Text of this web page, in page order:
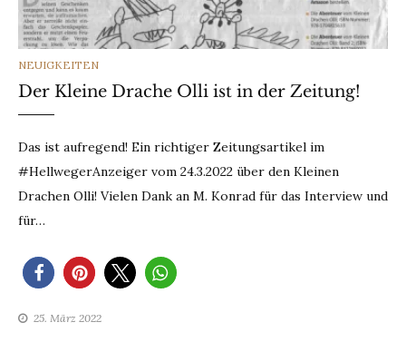
CATEGORIES
NEUIGKEITEN
Der Kleine Drache Olli ist in der Zeitung!
Das ist aufregend! Ein richtiger Zeitungsartikel im
#HellwegerAnzeiger vom 24.3.2022 über den Kleinen
Drachen Olli! Vielen Dank an M. Konrad für das Interview und
für…
25. März 2022